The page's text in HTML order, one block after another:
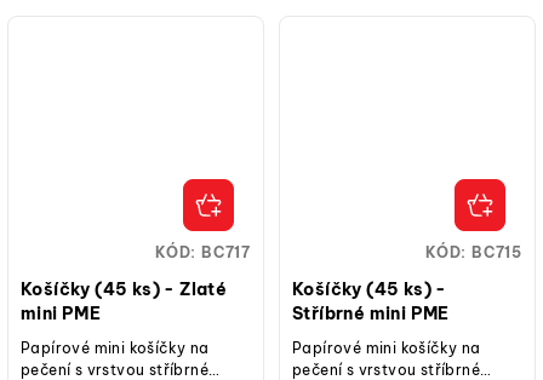
Košíčky (45 ks) - Zlaté
mini PME
Papírové mini košíčky na
pečení s vrstvou stříbrné
KÓD: BC717
Košíčky (45 ks) -
Stříbrné mini PME
Papírové mini košíčky na
pečení s vrstvou stříbrné
KÓD: BC715